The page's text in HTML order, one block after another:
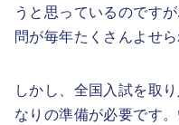
うと思っているのです
問が毎年たくさんよせら
しかし、全国入試を取
なりの準備が必要です